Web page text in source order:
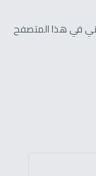
في هذا المتصفح